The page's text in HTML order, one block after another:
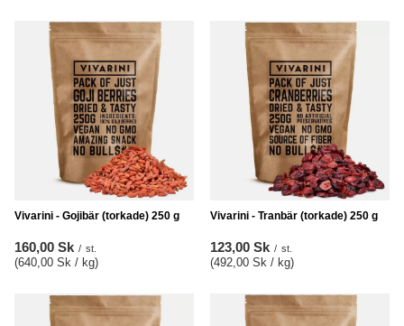
Vivarini - Gojibär (torkade) 250 g
160,00 Sk / st.
(640,00 Sk / kg)
Vivarini - Tranbär (torkade) 250 g
123,00 Sk / st.
(492,00 Sk / kg)